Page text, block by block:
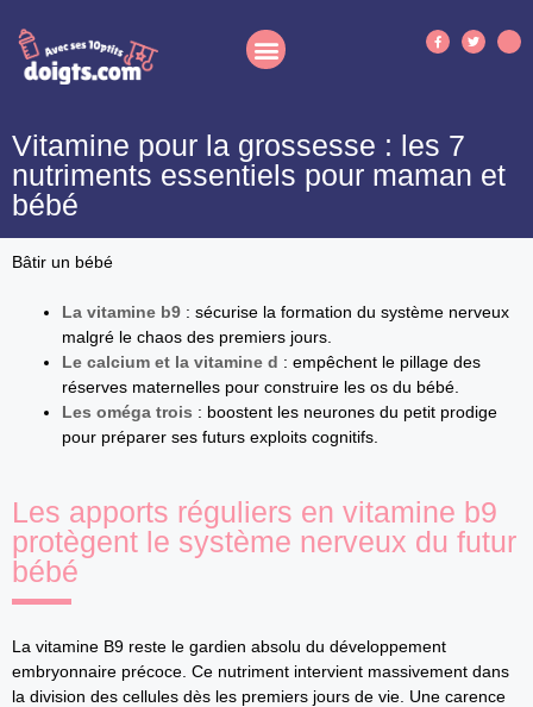
Vitamine pour la grossesse : les 7
nutriments essentiels pour maman et
bébé
Bâtir un bébé
La vitamine b9 : sécurise la formation du système nerveux
malgré le chaos des premiers jours.
Le calcium et la vitamine d : empêchent le pillage des
réserves maternelles pour construire les os du bébé.
Les oméga trois : boostent les neurones du petit prodige
pour préparer ses futurs exploits cognitifs.
Les apports réguliers en vitamine b9
protègent le système nerveux du futur
bébé
La vitamine B9 reste le gardien absolu du développement
embryonnaire précoce. Ce nutriment intervient massivement dans
la division des cellules dès les premiers jours de vie. Une carence